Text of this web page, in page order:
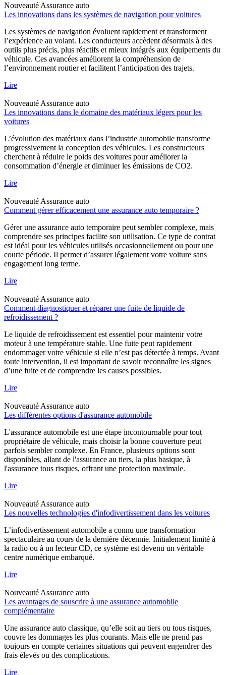
Nouveauté Assurance auto
Les innovations dans les systèmes de navigation pour voitures
Les systèmes de navigation évoluent rapidement et transforment
l’expérience au volant. Les conducteurs accèdent désormais à des
outils plus précis, plus réactifs et mieux intégrés aux équipements du
véhicule. Ces avancées améliorent la compréhension de
l’environnement routier et facilitent l’anticipation des trajets.
Lire
Nouveauté Assurance auto
Les innovations dans le domaine des matériaux légers pour les
voitures
L’évolution des matériaux dans l’industrie automobile transforme
progressivement la conception des véhicules. Les constructeurs
cherchent à réduire le poids des voitures pour améliorer la
consommation d’énergie et diminuer les émissions de CO2.
Lire
Nouveauté Assurance auto
Comment gérer efficacement une assurance auto temporaire ?
Gérer une assurance auto temporaire peut sembler complexe, mais
comprendre ses principes facilite son utilisation. Ce type de contrat
est idéal pour les véhicules utilisés occasionnellement ou pour une
courte période. Il permet d’assurer légalement votre voiture sans
engagement long terme.
Lire
Nouveauté Assurance auto
Comment diagnostiquer et réparer une fuite de liquide de
refroidissement ?
Le liquide de refroidissement est essentiel pour maintenir votre
moteur à une température stable. Une fuite peut rapidement
endommager votre véhicule si elle n’est pas détectée à temps. Avant
toute intervention, il est important de savoir reconnaître les signes
d’une fuite et de comprendre les causes possibles.
Lire
Nouveauté Assurance auto
Les différentes options d'assurance automobile
L'assurance automobile est une étape incontournable pour tout
propriétaire de véhicule, mais choisir la bonne couverture peut
parfois sembler complexe. En France, plusieurs options sont
disponibles, allant de l'assurance au tiers, la plus basique, à
l'assurance tous risques, offrant une protection maximale.
Lire
Nouveauté Assurance auto
Les nouvelles technologies d'infodivertissement dans les voitures
L’infodivertissement automobile a connu une transformation
spectaculaire au cours de la dernière décennie. Initialement limité à
la radio ou à un lecteur CD, ce système est devenu un véritable
centre numérique embarqué.
Lire
Nouveauté Assurance auto
Les avantages de souscrire à une assurance automobile
complémentaire
Une assurance auto classique, qu’elle soit au tiers ou tous risques,
couvre les dommages les plus courants. Mais elle ne prend pas
toujours en compte certaines situations qui peuvent engendrer des
frais élevés ou des complications.
Lire